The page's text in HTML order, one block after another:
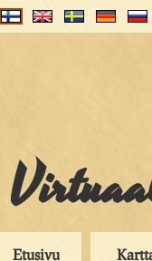
Etusivu